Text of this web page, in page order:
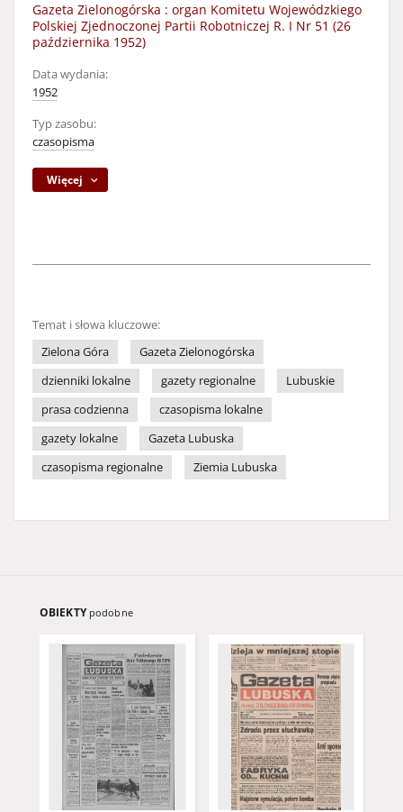
Gazeta Zielonogórska : organ Komitetu Wojewódzkiego
Polskiej Zjednoczonej Partii Robotniczej R. I Nr 51 (26
października 1952)
Data wydania:
1952
Typ zasobu:
czasopisma
Więcej
Temat i słowa kluczowe:
Zielona Góra
Gazeta Zielonogórska
dzienniki lokalne
gazety regionalne
Lubuskie
prasa codzienna
czasopisma lokalne
gazety lokalne
Gazeta Lubuska
czasopisma regionalne
Ziemia Lubuska
OBIEKTY podobne